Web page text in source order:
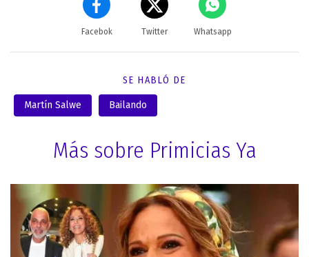
Facebok Twitter Whatsapp
SE HABLÓ DE
Martín Salwe Bailando
Más sobre Primicias Ya